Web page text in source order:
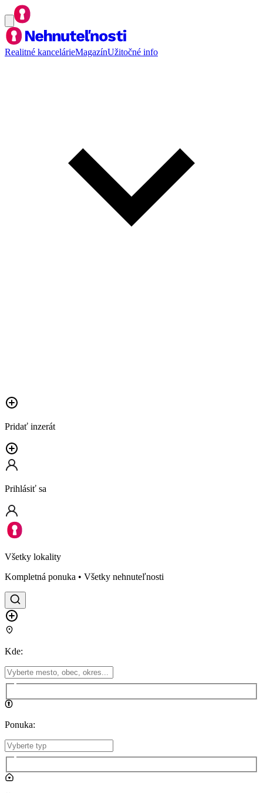
Realitné kancelárieMagazínUžitočné info
Pridať inzerát
Prihlásiť sa
Všetky lokality
Kompletná ponuka • Všetky nehnuteľnosti
Kde:
Ponuka: